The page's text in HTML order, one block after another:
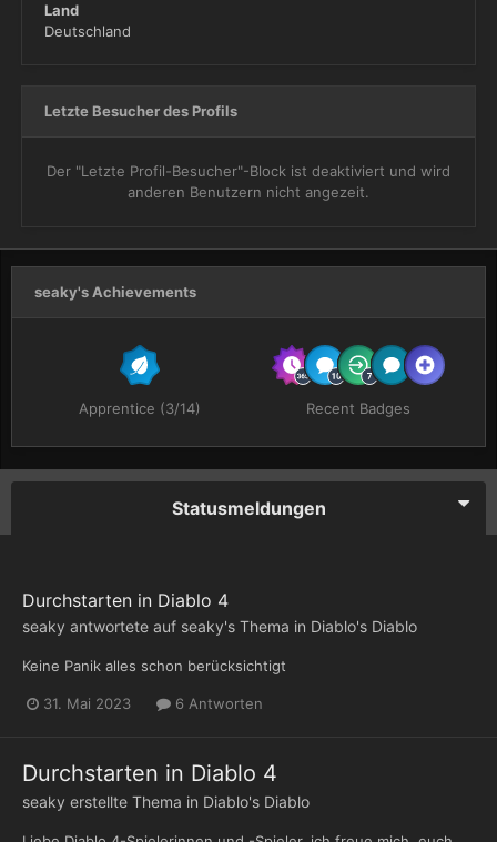
Land
Deutschland
Letzte Besucher des Profils
Der "Letzte Profil-Besucher"-Block ist deaktiviert und wird
anderen Benutzern nicht angezeit.
seaky's Achievements
Apprentice (3/14) Recent Badges
Statusmeldungen
Durchstarten in Diablo 4
seaky antwortete auf seaky's Thema in Diablo's Diablo
Keine Panik alles schon berücksichtigt
31. Mai 2023 6 Antworten
Durchstarten in Diablo 4
seaky erstellte Thema in Diablo's Diablo